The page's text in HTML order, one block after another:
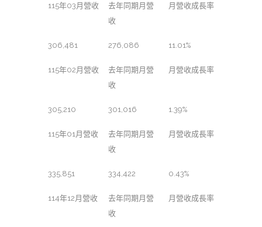
115年03月營收
去年同期月營
收
月營收成長率
306,481 276,086 11.01%
115年02月營收
去年同期月營
收
月營收成長率
305,210 301,016 1.39%
115年01月營收
去年同期月營
收
月營收成長率
335,851 334,422 0.43%
114年12月營收
去年同期月營
收
月營收成長率